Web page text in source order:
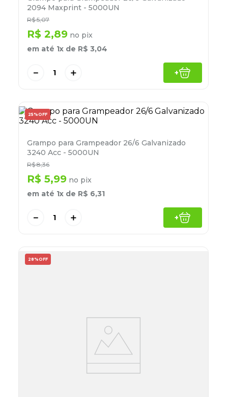
2094 Maxprint - 5000UN
R$ 5,07
R$ 2,89 no pix
em até 1x de R$ 3,04
＋
－ +
25% OFF
Grampo para Grampeador 26/6 Galvanizado
3240 Acc - 5000UN
R$ 8,36
R$ 5,99 no pix
em até 1x de R$ 6,31
＋
－ +
28% OFF
º desinfetante
º marca texto